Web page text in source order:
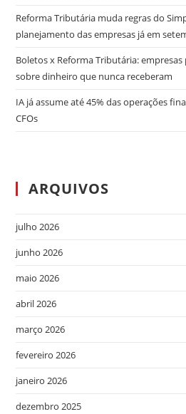
Reforma Tributária muda regras do
planejamento das empresas já em
Boletos x Reforma Tributária:
sobre dinheiro que nunca receberam
IA já assume até 45% das operações
CFOs
ARQUIVOS
julho 2026
junho 2026
maio 2026
abril 2026
março 2026
fevereiro 2026
janeiro 2026
dezembro 2025